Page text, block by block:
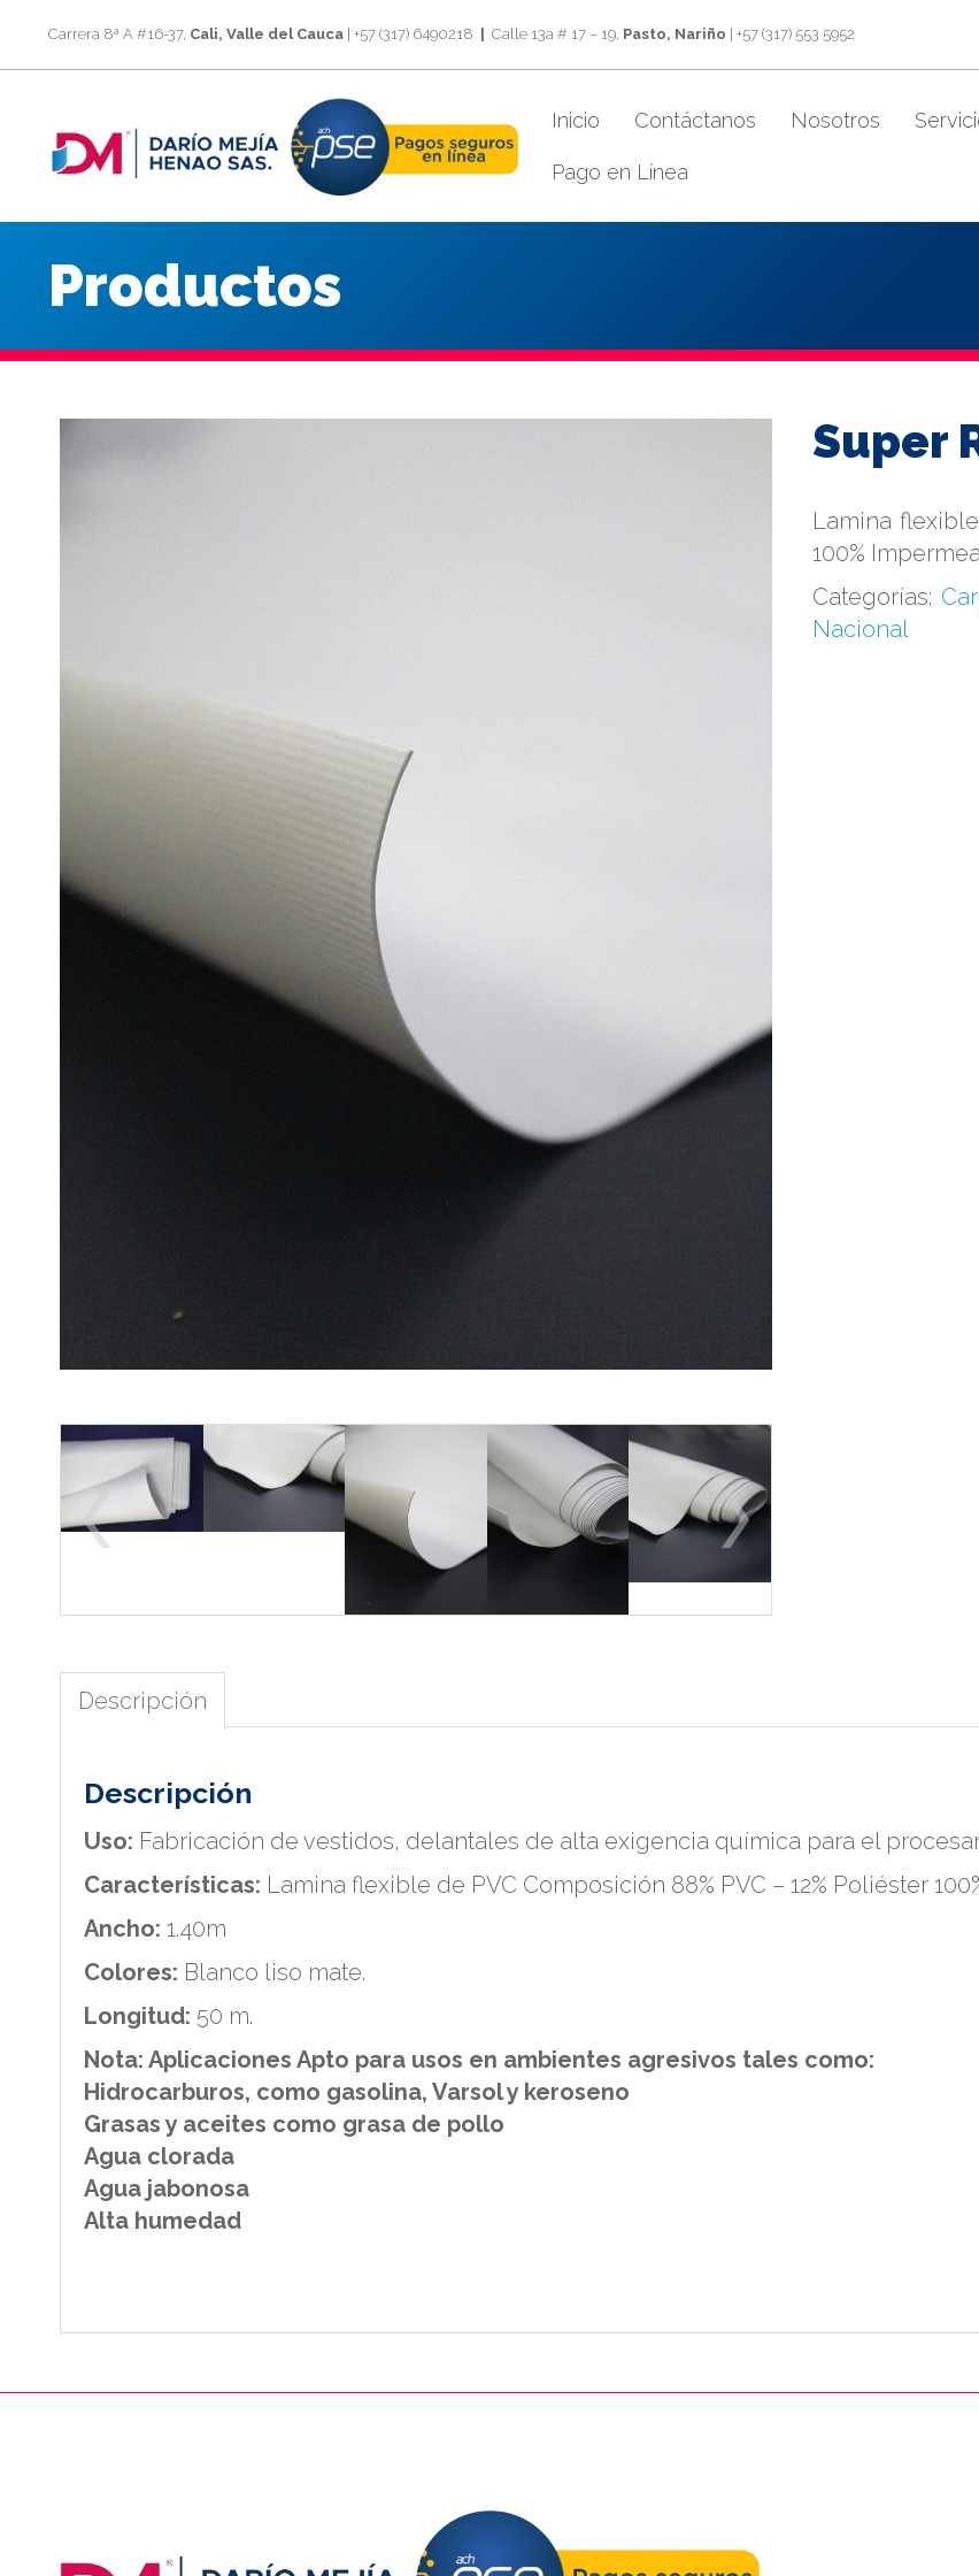
Carrera 8ª A #16-37, Cali, Valle del Cauca | +57 (317) 6490218 Calle 13a # 17 – 19, Pasto, Nariño | +57 (317) 553 5952
Inicio Contáctanos Nosotros
Pago en Línea
Productos
Super
Lamina
100%
Categorías:
Nacional
Descripción
Descripción
Uso: Fabricación de vestidos, delantales de alta exigencia química para el
Características: Lamina flexible de PVC Composición 88% PVC – 12% Poliéster
Ancho: 1.40m
Colores: Blanco liso mate.
Longitud: 50 m.
Nota: Aplicaciones Apto para usos en ambientes agresivos tales como:
Hidrocarburos, como gasolina, Varsol y keroseno
Grasas y aceites como grasa de pollo
Agua clorada
Agua jabonosa
Alta humedad